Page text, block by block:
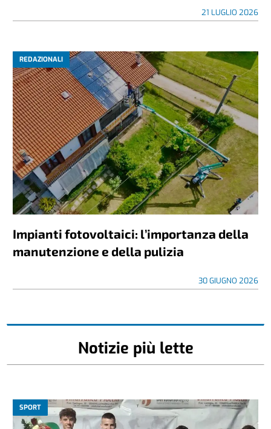
21 LUGLIO 2026
REDAZIONALI
Impianti fotovoltaici: l’importanza della
manutenzione e della pulizia
30 GIUGNO 2026
Notizie più lette
SPORT